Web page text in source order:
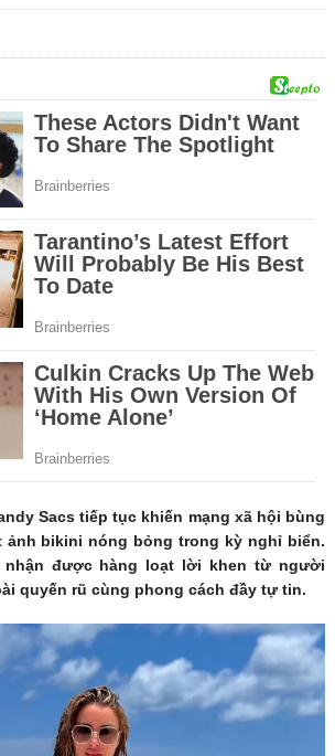
Sacs tiếp tục khiến mạng xã hội bùng
ảnh bikini nóng bỏng trong kỳ nghỉ biển.
nhận được hàng loạt lời khen từ người
quyến rũ cùng phong cách đầy tự tin.